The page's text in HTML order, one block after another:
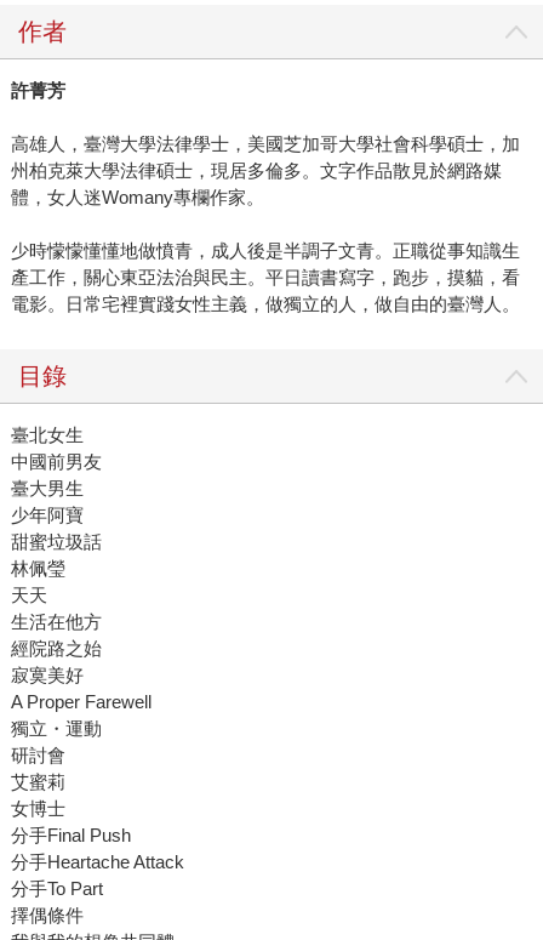
作者
許菁芳
高雄人，臺灣大學法律學士，美國芝加哥大學社會科學碩士，加
州柏克萊大學法律碩士，現居多倫多。文字作品散見於網路媒
體，女人迷Womany專欄作家。
少時懞懞懂懂地做憤青，成人後是半調子文青。正職從事知識生
產工作，關心東亞法治與民主。平日讀書寫字，跑步，摸貓，看
電影。日常宅裡實踐女性主義，做獨立的人，做自由的臺灣人。
目錄
臺北女生
中國前男友
臺大男生
少年阿寶
甜蜜垃圾話
林佩瑩
天天
生活在他方
經院路之始
寂寞美好
A Proper Farewell
獨立・運動
研討會
艾蜜莉
女博士
分手Final Push
分手Heartache Attack
分手To Part
擇偶條件